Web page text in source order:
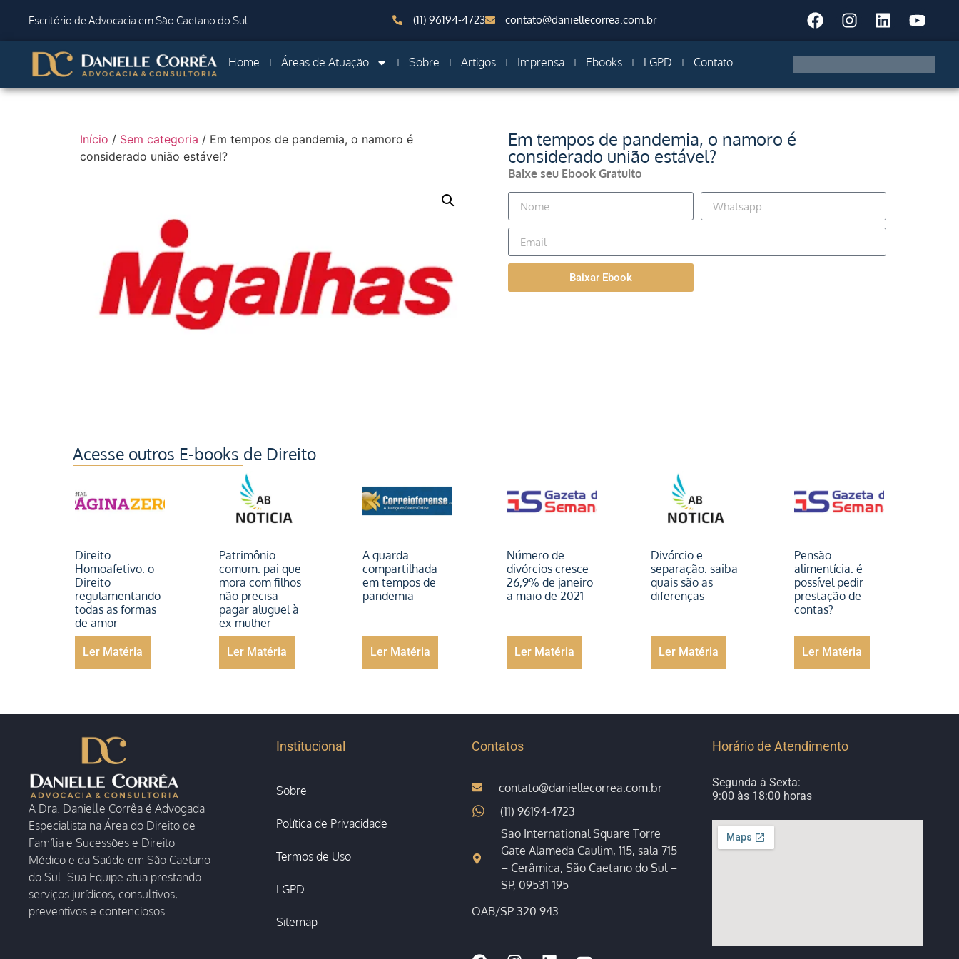
Escritório de Advocacia em São Caetano do Sul (11) 96194-4723 contato@daniellecorrea.com.br
Home Áreas de Atuação Sobre Artigos Imprensa Ebooks LGPD Contato
Início / Sem categoria / Em tempos de pandemia, o namoro é
considerado união estável?
Em tempos de pandemia, o namoro é
considerado união estável?
Baixe seu Ebook Gratuito
Baixar Ebook
Acesse outros E-books de Direito
Direito
Homoafetivo: o
Direito
regulamentando
todas as formas
de amor
Ler Matéria
Patrimônio
comum: pai que
mora com filhos
não precisa
pagar aluguel à
ex-mulher
Ler Matéria
A guarda
compartilhada
em tempos de
pandemia
Ler Matéria
Número de
divórcios cresce
26,9% de janeiro
a maio de 2021
Ler Matéria
Divórcio e
separação: saiba
quais são as
diferenças
Ler Matéria
Pensão
alimentícia: é
possível pedir
prestação de
contas?
Ler Matéria
A Dra. Danielle Corrêa é Advogada
Especialista na Área do Direito de
Família e Sucessões e Direito
Médico e da Saúde em São Caetano
do Sul. Sua Equipe atua prestando
serviços jurídicos, consultivos,
preventivos e contenciosos.
Institucional
Sobre
Política de Privacidade
Termos de Uso
LGPD
Sitemap
Contatos
contato@daniellecorrea.com.br
(11) 96194-4723
Sao International Square Torre
Gate Alameda Caulim, 115, sala 715
– Cerâmica, São Caetano do Sul –
SP, 09531-195
OAB/SP 320.943
Horário de Atendimento
Segunda à Sexta:
9:00 às 18:00 horas